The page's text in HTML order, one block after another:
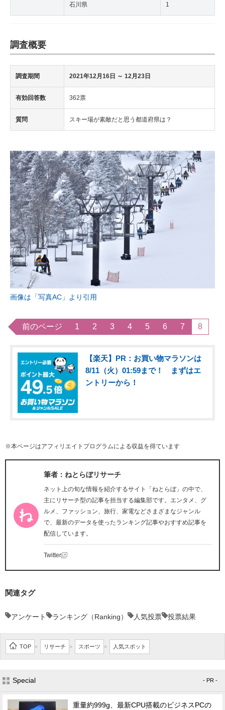
石川県 1
調査概要
調査期間 2021年12月16日 ～ 12月23日
有効回答数 362票
質問 スキー場が素敵だと思う都道府県は？
画像は「写真AC」より引用
前のページ 1 2 3 4 5 6 7 8
【楽天】PR：お買い物マラソンは
8/11（火）01:59まで！ まずはエ
ントリーから！
※本ページはアフィリエイトプログラムによる収益を得ています
筆者：ねとらぼリサーチ
ネット上の旬な情報を紹介するサイト「ねとらぼ」の中で、
主にリサーチ型の記事を担当する編集部です。エンタメ、グ
ルメ、ファッション、旅行、家電などさまざまなジャンル
で、最新のデータを使ったランキング記事やおすすめ記事を
配信しています。
Twitter
関連タグ
アンケート ランキング（Ranking） 人気投票 投票結果
TOP > リサーチ > スポーツ > 人気スポット
Special - PR -
重量約999g、最新CPU搭載のビジネスPCの